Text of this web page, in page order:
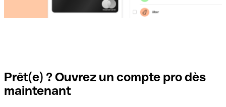
Prêt(e) ? Ouvrez un compte pro dès
maintenant